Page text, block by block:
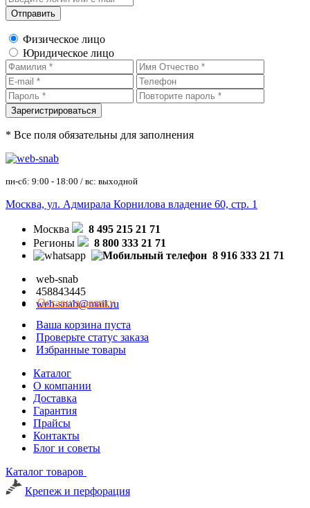
Физическое лицо
Юридическое лицо
* Все поля обязательны для заполнения
пн-сб: 9:00 - 18:00 / вс: выходной
Москва, ул. Адмирала Корнилова владение 60, стр. 1
Москва
8 495 215 21 71
Регионы
8 800 333 21 71
8 916 333 21 71
web-snab
458843445
web-snab@mail.ru
Оставить заявку
Ваша корзина пуста
Проверьте статус заказа
Избранные товары
Каталог
О компании
Доставка
Гарантия
Прайсы
Контакты
Блог и советы
Каталог товаров
Крепеж и перфорация